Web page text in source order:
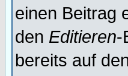
einen Beitrag
den Editieren-
bereits auf